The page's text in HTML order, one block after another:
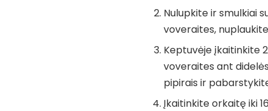
Nulupkite ir smulkiai
voveraites,
Keptuvėje įkaitinkite
voveraites ant
pipirais ir
Įkaitinkite orkaitę iki